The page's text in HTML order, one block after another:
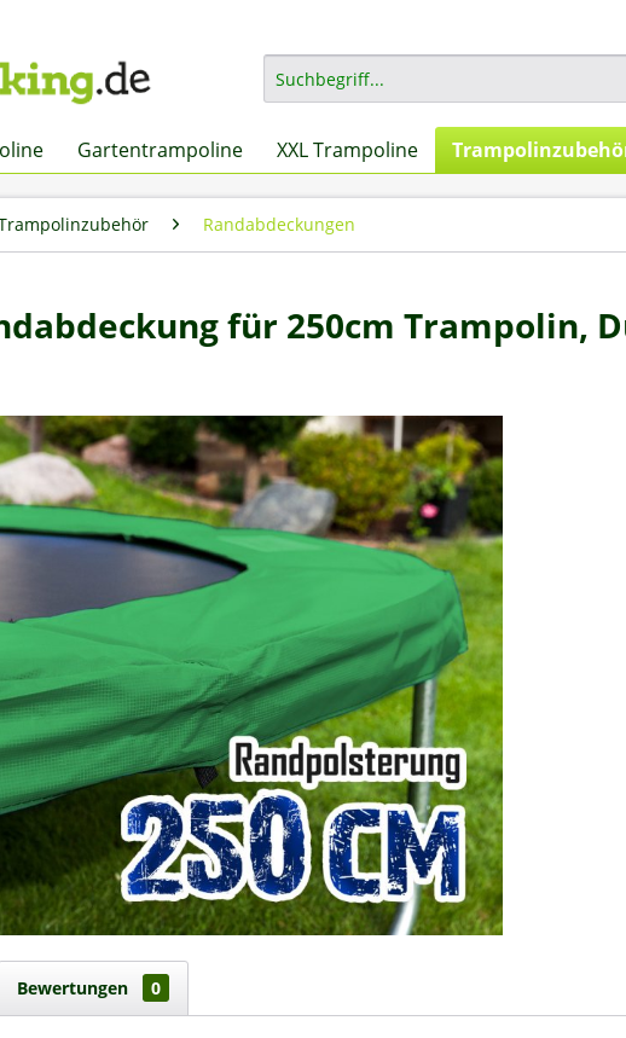
Gartentrampoline XXL Trampoline
Randabdeckungen
für 250cm Trampolin,
Bewertungen 0